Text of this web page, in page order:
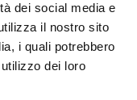
dei social media e
il nostro sito
i quali potrebbero
dei loro